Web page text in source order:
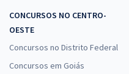
CONCURSOS NO CENTRO-
OESTE
Concursos no Distrito Federal
Concursos em Goiás